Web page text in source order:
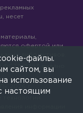
несет
офертой или
либо активов.
71293 выдано
технологии
информации
файлы.
сайтом, вы
использование
настоящим